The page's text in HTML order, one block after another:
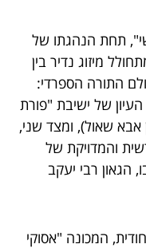
תחת הנהגתו של
מיזוג נדיר בין
התורה הספרדי:
של ישיבת "פורת
אבא שאול), ומצד שני,
והמדויקת של
הגאון רבי יעקב
המכונה "אסוקי